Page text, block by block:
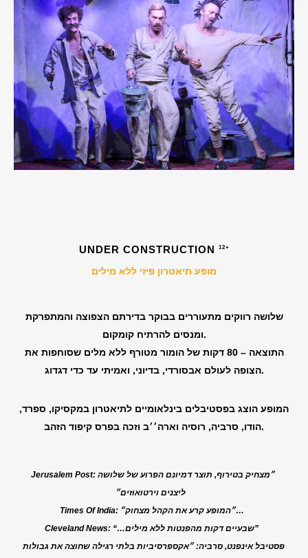
UNDER CONSTRUCTION 12+
מופע תיאטרון פיזי ללא מילים
שלושה רווקים מתעוררים בבוקר בדירתם הצפוצה והמתפרקת
ומנסים להרתיח קומקום.
התוצאה – 80 דקות של הומור מטורף ללא מלים שסוחפות את
הצופה לעולם אבסורדי, בדיוני, ואמיתי עד כדי דגדוג.
המופע הוצג בפסטיבלים בינלאומיים לתיאטרון במקסיקו, ספרד,
הודו, סרביה, רוסיה וארה׳׳ב וזכה בפרס קיפוד הזהב.
Jerusalem Post: ״מצחיק בטירוף, תוצר דמיונם הפרוע של שלושה
ליצנים וירטואוזים״
Times Of India:
״המופע קרע את הקהל מצחוק״…
Cleveland News:
“…שבעיים דקות מהפנטות ללא מילים”
פסטיבל אינפנט, סרביה: ״אקספרסיביות בלתי רגילה שחוצה את גבולות